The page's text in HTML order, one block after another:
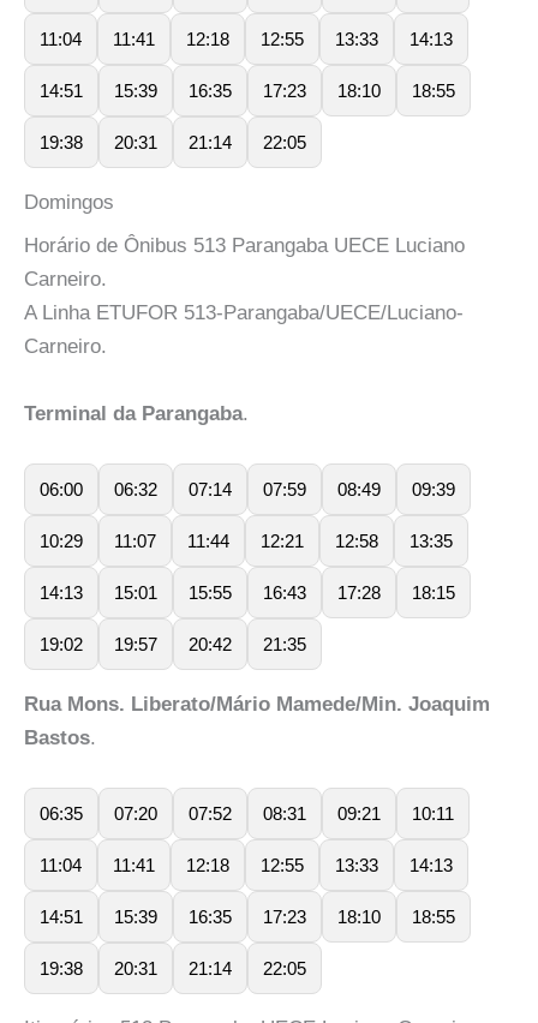
11:04 11:41 12:18 12:55 13:33 14:13
14:51 15:39 16:35 17:23 18:10 18:55
19:38 20:31 21:14 22:05
Domingos
Horário de Ônibus 513 Parangaba UECE Luciano
Carneiro.
A Linha ETUFOR 513-Parangaba/UECE/Luciano-
Carneiro.
Terminal da Parangaba.
06:00 06:32 07:14 07:59 08:49 09:39
10:29 11:07 11:44 12:21 12:58 13:35
14:13 15:01 15:55 16:43 17:28 18:15
19:02 19:57 20:42 21:35
Rua Mons. Liberato/Mário Mamede/Min. Joaquim
Bastos.
06:35 07:20 07:52 08:31 09:21 10:11
11:04 11:41 12:18 12:55 13:33 14:13
14:51 15:39 16:35 17:23 18:10 18:55
19:38 20:31 21:14 22:05